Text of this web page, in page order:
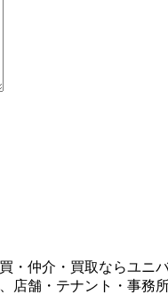
・仲介・買取ならユニ
店舗・テナント・事